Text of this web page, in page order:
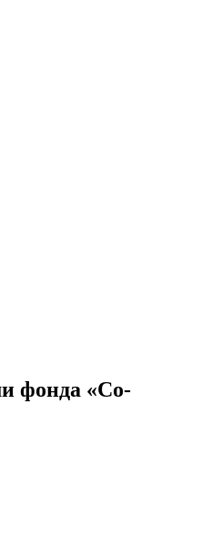
фонда «Cо-